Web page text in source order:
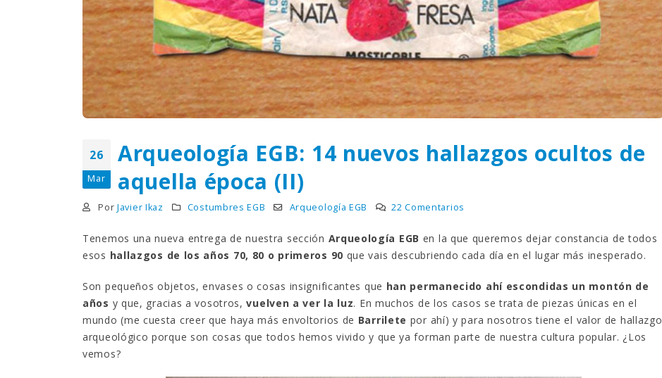
26
Mar
Arqueología EGB: 14 nuevos hallazgos ocultos de
aquella época (II)
PorJavier Ikaz Costumbres EGB Arqueología EGB 22 Comentarios
Tenemos una nueva entrega de nuestra sección Arqueología EGB en la que queremos dejar constancia de todos
esos hallazgos de los años 70, 80 o primeros 90 que vais descubriendo cada día en el lugar más inesperado.
Son pequeños objetos, envases o cosas insignificantes que han permanecido ahí escondidas un montón de
años y que, gracias a vosotros,vuelven a ver la luz. En muchos de los casos se trata de piezas únicas en el
mundo (me cuesta creer que haya más envoltorios de Barrilete por ahí) y para nosotros tiene el valor de hallazgo
arqueológico porque son cosas que todos hemos vivido y que ya forman parte de nuestra cultura popular. ¿Los
vemos?
¿Sabías que…? Diez
curiosidades que igual no
sabes de cuando íbamos a
EGB
8 febrero, 2023
Gana el nuevo juego Yo
Fui a EGB ‘¿Verdad, reto o
consecuencia?’
15 diciembre, 2022
Prime Video estrena
‘Mañana es hoy’ y
desaparecieron
2 diciembre, 2022
Gana una de las cuatro
unidades de PLAYMOBIL
que sorteamos: Knight
Rider – El coche fantástico
[finalizado]
18 noviembre, 2022
FlixOlé nos divierte con su
colección de comedias de
18 noviembre, 2022
mesa Yo Fui a EGB:
Verdad, reto o
y atrevidas pruebas
17 noviembre, 2022
¿Sabías que…? Diez
curiosidades que igual no
sabes de cuando íbamos a
EGB
8 febrero, 2023
Gana el nuevo juego Yo
Fui a EGB ‘¿Verdad, reto o
consecuencia?’
15 diciembre, 2022
desaparecieron
2 diciembre, 2022